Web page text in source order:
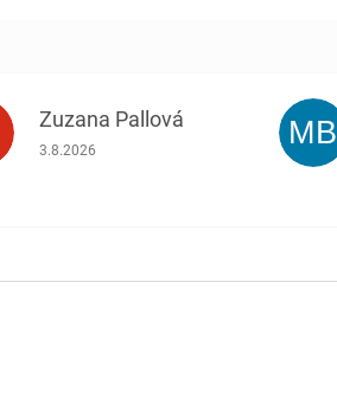
Zuzana Pallová
Hodnotenie obchodu je 5 z 5 hviezdičiek.
3.8.2026 MB